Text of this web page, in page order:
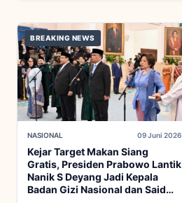
BREAKING NEWS
NASIONAL 09 Juni 2026
Kejar Target Makan Siang
Gratis, Presiden Prabowo Lantik
Nanik S Deyang Jadi Kepala
Badan Gizi Nasional dan Said